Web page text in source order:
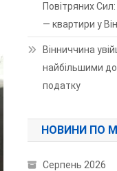
Повітряних
— квартири у
Вінниччина
найбільшими
податку
НОВИНИ ПО
Серпень 2026